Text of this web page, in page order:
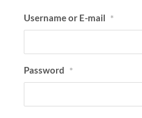
Username or E-mail *
Password *